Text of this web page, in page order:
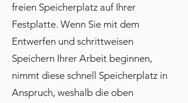
freien Speicherplatz auf Ihrer
Festplatte. Wenn Sie mit dem
Entwerfen und schrittweisen
Speichern Ihrer Arbeit beginnen,
nimmt diese schnell Speicherplatz in
Anspruch, weshalb die oben